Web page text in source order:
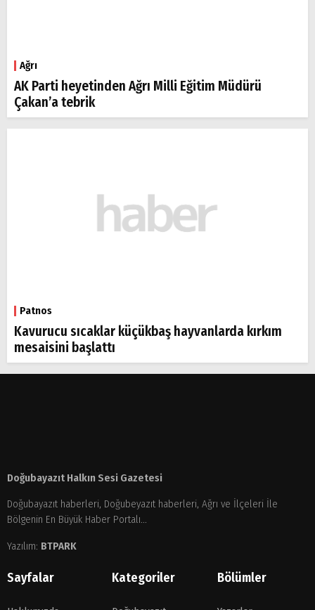
Ağrı
AK Parti heyetinden Ağrı Milli Eğitim Müdürü
Çakan’a tebrik
Patnos
Kavurucu sıcaklar küçükbaş hayvanlarda kırkım
mesaisini başlattı
Doğubayazıt Halkın Sesi Gazetesi
Doğubayazıt haberleri, Doğubeyazıt haberleri, Ağrı ve İlçeleri İle
Bölgenin En Büyük Haber Portalı...
Yazılım: BTPARK
Sayfalar Kategoriler Bölümler